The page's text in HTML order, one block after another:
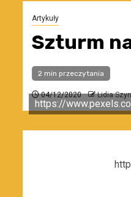
Artykuły
Szturm
2 min przeczytania
04/12/2020 Lidia
https://